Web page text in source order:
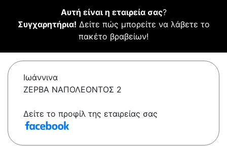
Αυτή είναι η εταιρεία σας?
Συγχαρητήρια! Δείτε πώς μπορείτε να λάβετε το
πακέτο βραβείων!
Ιωάννινα
ΖΕΡΒΑ ΝΑΠΟΛΕΟΝΤΟΣ 2
Δείτε το προφίλ της εταιρείας σας